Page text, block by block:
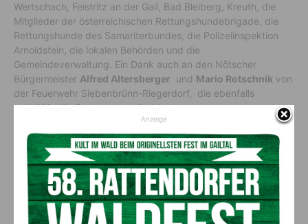
Wertschach, Feistritz an der Gail, Bad Bleiberg, Kreuth, die
Mitglieder der österreichischen Rettungshundebrigade, die
Rettungshunde des Samariterbundes, die Polizeiinspektion
Arnoldstein, die lokalen Behörden und die
Gemeindeverwaltung. Ein Dank auch an den Nötscher
Bürgermeister Alfred Altersberger und Mario Rotschnik von
der Feuerwehr Siebenbrünn-Riegerdorf, die ebenfalls
tatkräftig die Suche unterstützt haben.
Vorheriger Artikel
FPÖ-Angerer/Dieringer zu EU-
Wahl: „Erfolg gehört den
Österreichern – Wir sind
unglaublich dankbar!“
Nächster Artikel
Die fantastische Camping-
Urlaubswelt im Süden Istriens!
Anzeige